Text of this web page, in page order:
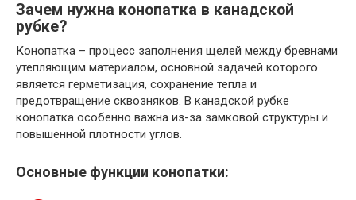
Зачем нужна конопатка в канадской
рубке?
Конопатка – процесс заполнения щелей между бревнами
утепляющим материалом, основной задачей которого
является герметизация, сохранение тепла и
предотвращение сквозняков. В канадской рубке
конопатка особенно важна из-за замковой структуры и
повышенной плотности углов.
Основные функции конопатки: